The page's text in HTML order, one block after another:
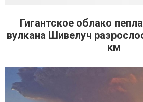
Гигантское облако
вулкана Шивелуч
км